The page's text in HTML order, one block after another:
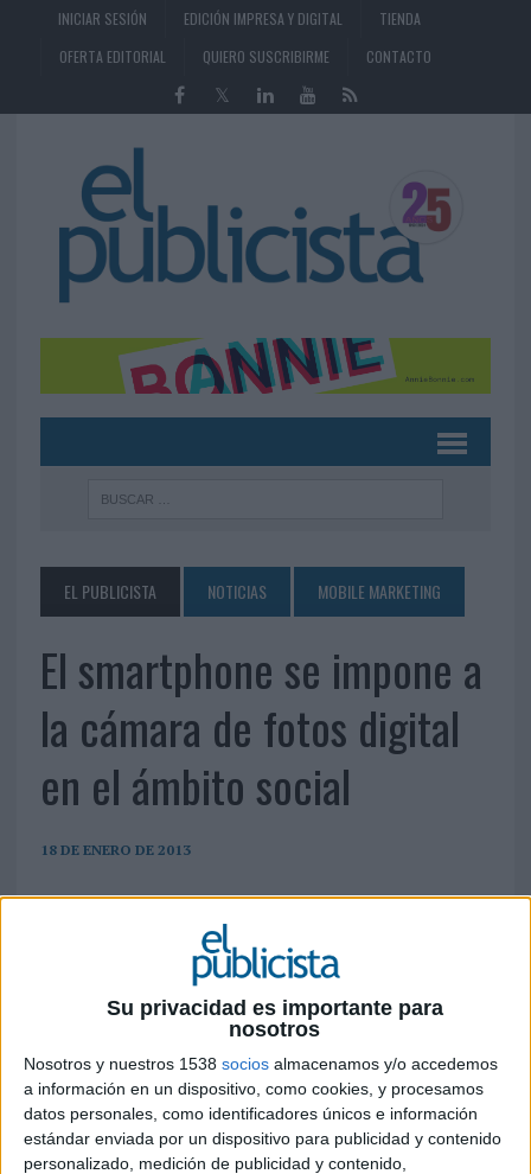
Su privacidad es importante para
nosotros
Nosotros y nuestros 1538 socios almacenamos y/o accedemos
a información en un dispositivo, como cookies, y procesamos
datos personales, como identificadores únicos e información
estándar enviada por un dispositivo para publicidad y contenido
personalizado, medición de publicidad y contenido,
INICIAR SESIÓN EDICIÓN IMPRESA Y DIGITAL
TIENDA
OFERTA EDITORIAL
QUIERO SUSCRIBIRME CONTACTO
EL PUBLICISTA NOTICIAS MOBILE MARKETING
El smartphone se impone a
la cámara de fotos digital
en el ámbito social
18 DE ENERO DE 2013
Los consumidores parecen tener claro como
quieren utilizar las dos opciones y diferencian
entre el uso “social” que le dan a las cámaras de
los móviles y el “tradicional” que asocian a las
cámaras digitales.
cámara de fotos digital. ¿Estaremos ante sus últimos años de vida? Probablemente
no… Los consumidores parecen tener claro como quieren utilizar las dos
opciones y diferencian entre el uso “social” que le dan a las cámaras de los